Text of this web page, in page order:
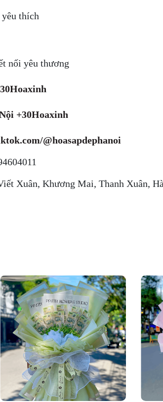
thích
nối yêu thương
+30Hoaxinh
@hoasapdephanoi
Xuân, Khương Mai, Thanh Xuân,